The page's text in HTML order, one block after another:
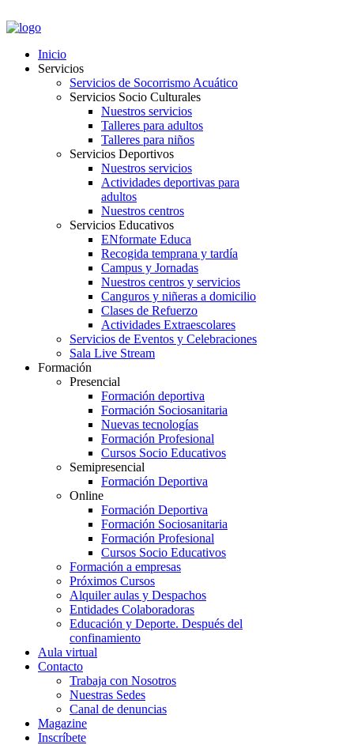
Inicio
Servicios
Servicios de Socorrismo Acuático
Servicios Socio Culturales
Nuestros servicios
Talleres para adultos
Talleres para niños
Servicios Deportivos
Nuestros servicios
Actividades deportivas para
adultos
Nuestros centros
Servicios Educativos
ENformate Educa
Recogida temprana y tardía
Campus y Jornadas
Nuestros centros y servicios
Canguros y niñeras a domicilio
Clases de Refuerzo
Actividades Extraescolares
Servicios de Eventos y Celebraciones
Sala Live Stream
Formación
Presencial
Formación deportiva
Formación Sociosanitaria
Nuevas tecnologías
Formación Profesional
Cursos Socio Educativos
Semipresencial
Formación Deportiva
Online
Formación Deportiva
Formación Sociosanitaria
Formación Profesional
Cursos Socio Educativos
Formación a empresas
Próximos Cursos
Alquiler aulas y Despachos
Entidades Colaboradoras
Educación y Deporte. Después del
confinamiento
Aula virtual
Contacto
Trabaja con Nosotros
Nuestras Sedes
Canal de denuncias
Magazine
Inscríbete